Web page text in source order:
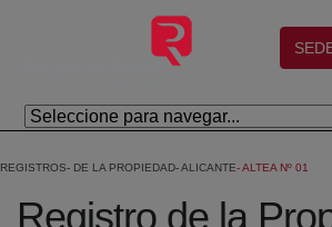
Saltar al contenido principal
REGISTROS DE LA PROPIEDAD ALICANTE ALTEA Nº 01
Registro de la